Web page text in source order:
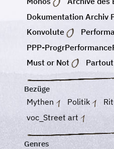
Dokumentation Archiv
Konvolute
PPP-
Must or Not
Partout
Bezüge
Mythen Politik
voc_Street art
Genres